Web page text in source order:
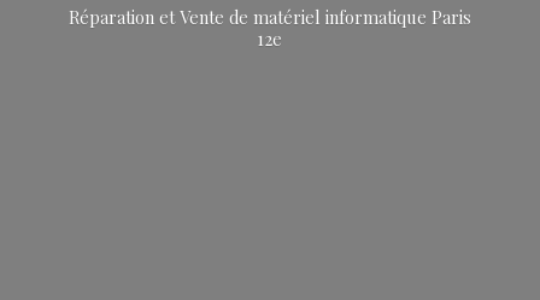
Réparation et Vente de matériel informatique Paris
12e